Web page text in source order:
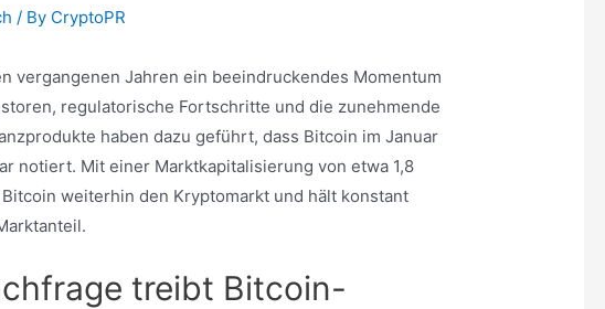
/ By CryptoPR
vergangenen Jahren ein beeindruckendes Momentum
regulatorische Fortschritte und die zunehmende
haben dazu geführt, dass Bitcoin im Januar
notiert. Mit einer Marktkapitalisierung von etwa 1,8
weiterhin den Kryptomarkt und hält konstant
treibt Bitcoin-